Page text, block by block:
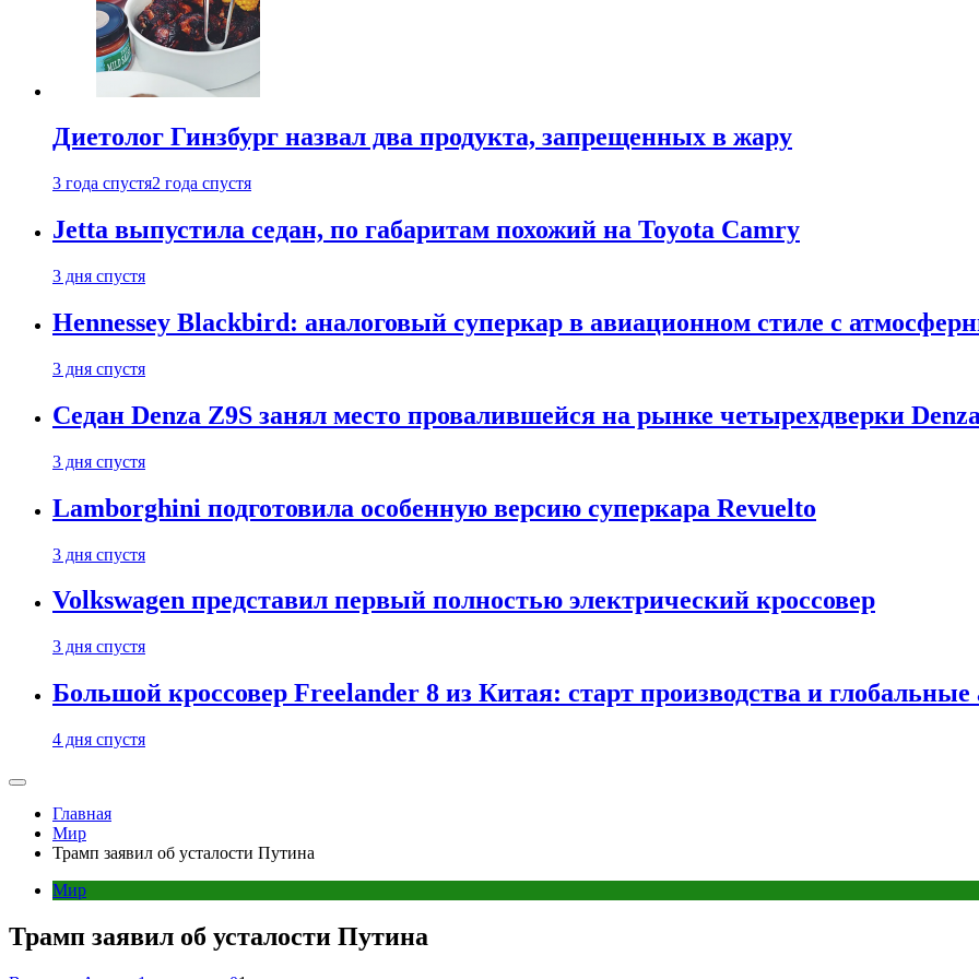
Диетолог Гинзбург назвал два продукта, запрещенных в жару
3 года спустя2 года спустя
Jetta выпустила седан, по габаритам похожий на Toyota Camry
3 дня спустя
Hennessey Blackbird: аналоговый суперкар в авиационном стиле с
3 дня спустя
Седан Denza Z9S занял место провалившейся на рынке четырехдверки
3 дня спустя
Lamborghini подготовила особенную версию суперкара Revuelto
3 дня спустя
Volkswagen представил первый полностью электрический кроссовер
3 дня спустя
Большой кроссовер Freelander 8 из Китая: старт производства и
4 дня спустя
Главная
Мир
Трамп заявил об усталости Путина
Мир
Трамп заявил об усталости Путина